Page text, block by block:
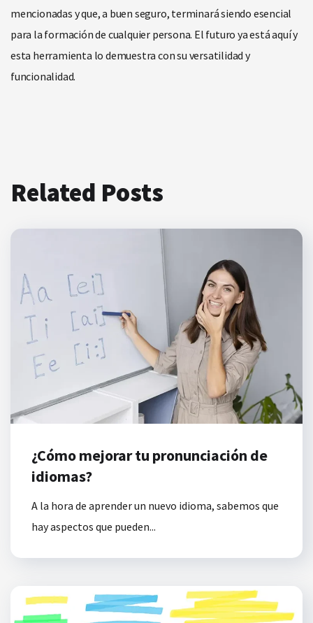
mencionadas y que, a buen seguro, terminará siendo esencial
para la formación de cualquier persona. El futuro ya está aquí y
esta herramienta lo demuestra con su versatilidad y
funcionalidad.
Related Posts
¿Cómo mejorar tu pronunciación de
idiomas?
A la hora de aprender un nuevo idioma, sabemos que
hay aspectos que pueden...